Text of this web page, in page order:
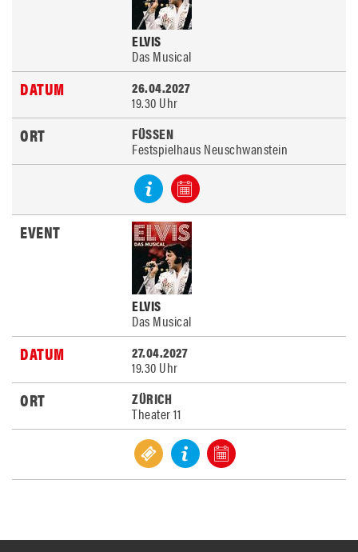
ELVIS
Das Musical
26.04.2027
19.30 Uhr
FÜSSEN
Festspielhaus Neuschwanstein
ELVIS
Das Musical
27.04.2027
19.30 Uhr
ZÜRICH
Theater 11